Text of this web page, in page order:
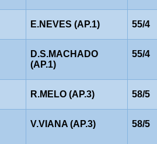
E.NEVES (AP.1) 55/4
D.S.MACHADO
(AP.1)
55/4
R.MELO (AP.3) 58/5
V.VIANA (AP.3) 58/5